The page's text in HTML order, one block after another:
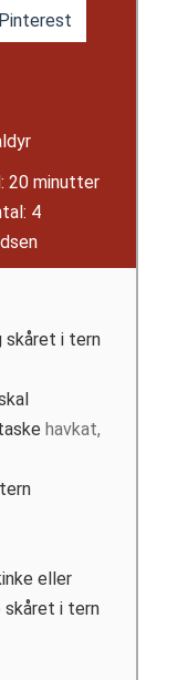
20minutter
minutter
4
i tern
havkat,
eller
skåret i tern